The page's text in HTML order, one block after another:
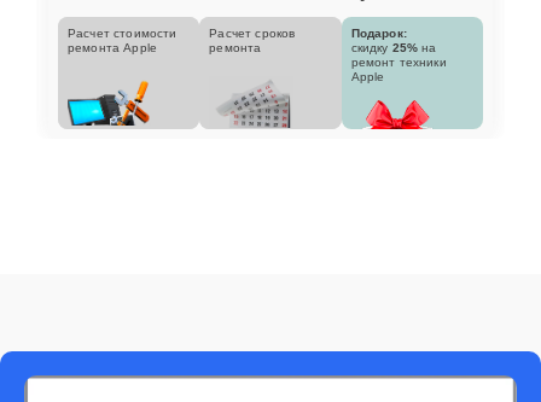
Расчет стоимости
ремонта Apple
Расчет сроков
ремонта
Подарок:
скидку 25% на
ремонт техники
Apple